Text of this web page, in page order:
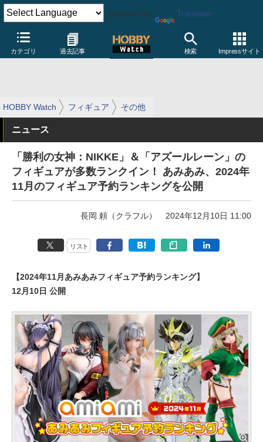
Powered by Translate
カテゴリ 過去記事 検索 Impressサイト
HOBBY Watch フィギュア その他
ニュース
「勝利の女神：NIKKE」＆「アズールレーン」の
フィギュアが多数ランクイン！ あみあみ、2024年
11月のフィギュア予約ランキングを公開
長岡 頼（クラフル） 2024年12月10日 11:00
リスト
【2024年11月あみあみフィギュア予約ランキング】
12月10日 公開